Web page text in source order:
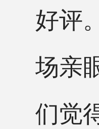
好评
场亲
们觉